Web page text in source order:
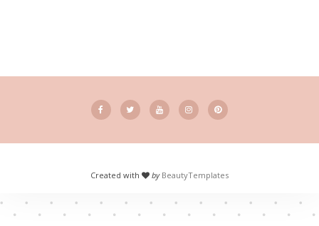
Created with by BeautyTemplates